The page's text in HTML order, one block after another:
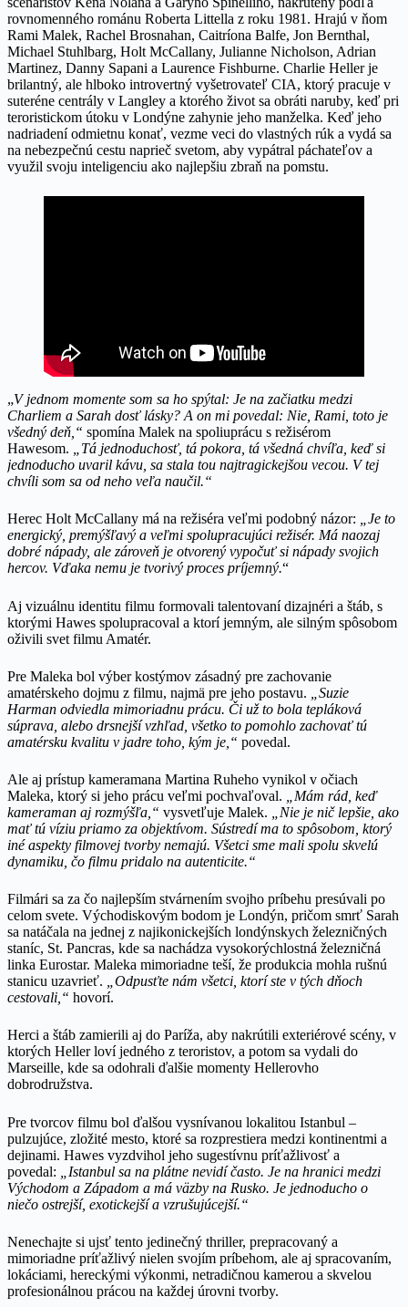
rovnomenného románu Roberta Littella z roku 1981. Hrajú v ňom
Rami Malek, Rachel Brosnahan, Caitríona Balfe, Jon Bernthal,
Michael Stuhlbarg, Holt McCallany, Julianne Nicholson, Adrian
Martinez, Danny Sapani a Laurence Fishburne. Charlie Heller je
brilantný, ale hlboko introvertný vyšetrovateľ CIA, ktorý pracuje v
suteréne centrály v Langley a ktorého život sa obráti naruby, keď pri
teroristickom útoku v Londýne zahynie jeho manželka. Keď jeho
nadriadení odmietnu konať, vezme veci do vlastných rúk a vydá sa
na nebezpečnú cestu naprieč svetom, aby vypátral páchateľov a
využil svoju inteligenciu ako najlepšiu zbraň na pomstu.
„V jednom momente som sa ho spýtal: Je na začiatku medzi
Charliem a Sarah dosť lásky? A on mi povedal: Nie, Rami, toto je
všedný deň,“ spomína Malek na spoliuprácu s režisérom
Hawesom.
„Tá jednoduchosť, tá pokora, tá všedná chvíľa, keď si
jednoducho uvaril kávu, sa stala tou najtragickejšou vecou. V tej
chvíli som sa od neho veľa naučil.“
Herec Holt McCallany má na režiséra veľmi podobný názor:
„Je to
energický, premýšľavý a veľmi spolupracujúci režisér. Má naozaj
dobré nápady, ale zároveň je otvorený vypočuť si nápady svojich
hercov. Vďaka nemu je tvorivý proces príjemný.“
Aj vizuálnu identitu filmu formovali talentovaní dizajnéri a štáb, s
ktorými Hawes spolupracoval a ktorí jemným, ale silným spôsobom
oživili svet filmu Amatér.
Pre Maleka bol výber kostýmov zásadný pre zachovanie
amatérskeho dojmu z filmu, najmä pre jeho postavu.
„Suzie
Harman odviedla mimoriadnu prácu. Či už to bola tepláková
súprava, alebo drsnejší vzhľad, všetko to pomohlo zachovať tú
amatérsku kvalitu v jadre toho, kým je,“ povedal.
Ale aj prístup kameramana Martina Ruheho vynikol v očiach
Maleka, ktorý si jeho prácu veľmi pochvaľoval.
„Mám rád, keď
kameraman aj rozmýšľa,“ vysvetľuje Malek.
„Nie je nič lepšie, ako
mať tú víziu priamo za objektívom. Sústredí ma to spôsobom, ktorý
iné aspekty filmovej tvorby nemajú. Všetci sme mali spolu skvelú
dynamiku, čo filmu pridalo na autenticite.“
Filmári sa za čo najlepším stvárnením svojho príbehu presúvali po
celom svete. Východiskovým bodom je Londýn, pričom smrť Sarah
sa natáčala na jednej z najikonickejších londýnskych železničných
staníc, St. Pancras, kde sa nachádza vysokorýchlostná železničná
linka Eurostar. Maleka mimoriadne teší, že produkcia mohla rušnú
stanicu uzavrieť.
„Odpusťte nám všetci, ktorí ste v tých dňoch
cestovali,“ hovorí.
Herci a štáb zamierili aj do Paríža, aby nakrútili exteriérové scény, v
ktorých Heller loví jedného z teroristov, a potom sa vydali do
Marseille, kde sa odohrali ďalšie momenty Hellerovho
dobrodružstva.
Pre tvorcov filmu bol ďalšou vysnívanou lokalitou Istanbul –
pulzujúce, zložité mesto, ktoré sa rozprestiera medzi kontinentmi a
dejinami. Hawes vyzdvihol jeho sugestívnu príťažlivosť a
povedal:
„Istanbul sa na plátne nevidí často. Je na hranici medzi
Východom a Západom a má väzby na Rusko. Je jednoducho o
niečo ostrejší, exotickejší a vzrušujúcejší.“
Nenechajte si ujsť tento jedinečný thriller, prepracovaný a
mimoriadne príťažlivý nielen svojím príbehom, ale aj spracovaním,
lokáciami, hereckými výkonmi, netradičnou kamerou a skvelou
profesionálnou prácou na každej úrovni tvorby.